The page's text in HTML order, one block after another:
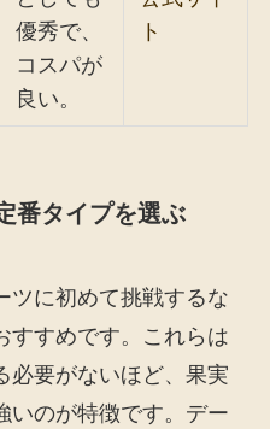
優秀で、
コスパが
良い。
ト
番タイプを選ぶ
ツに初めて挑戦するな
すすめです。これらは
必要がないほど、果実
いのが特徴です。デー